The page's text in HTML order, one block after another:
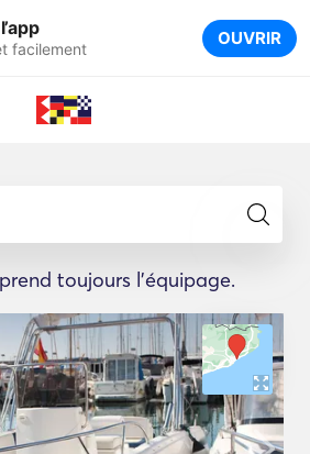
facilement OUVRIR
toujours l'équipage.